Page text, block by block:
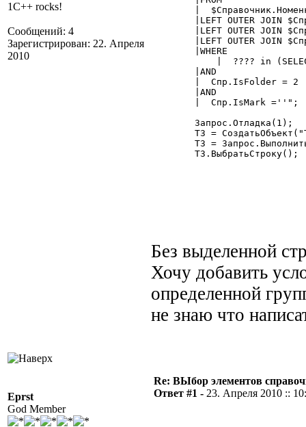
1C++ rocks!
Сообщений: 4
Зарегистрирован: 22. Апреля
2010
|  ???? in (SELECT
	|AND
Без выделенной
Хочу добавить
определенной
не знаю что
Eprst
God Member
Re: ВЫбор элементов
Ответ #1 - 23. Апреля 2010 ::